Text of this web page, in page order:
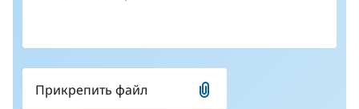
Прикрепить файл